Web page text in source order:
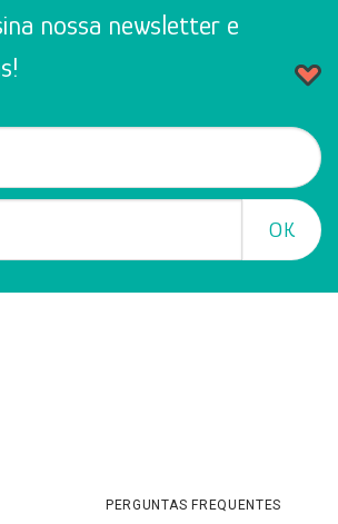
nossa newsletter e
PERGUNTAS FREQUENTES